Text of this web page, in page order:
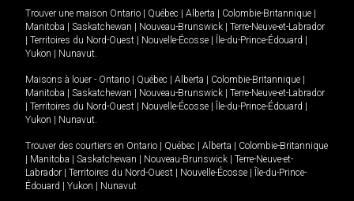
Trouver une maison Ontario | Québec | Alberta | Colombie-Britannique |
Manitoba | Saskatchewan | Nouveau-Brunswick | Terre-Neuve-et-Labrador
| Territoires du Nord-Ouest | Nouvelle-Écosse | Île-du-Prince-Édouard |
Yukon | Nunavut
Maisons à louer - Ontario | Québec | Alberta | Colombie-Britannique |
Manitoba | Saskatchewan | Nouveau-Brunswick | Terre-Neuve-et-Labrador
| Territoires du Nord-Ouest | Nouvelle-Écosse | Île-du-Prince-Édouard |
Yukon | Nunavut
Trouver des courtiers en Ontario | Québec | Alberta | Colombie-Britannique
| Manitoba | Saskatchewan | Nouveau-Brunswick | Terre-Neuve-et-
Labrador | Territoires du Nord-Ouest | Nouvelle-Écosse | Île-du-Prince-
Édouard | Yukon | Nunavut